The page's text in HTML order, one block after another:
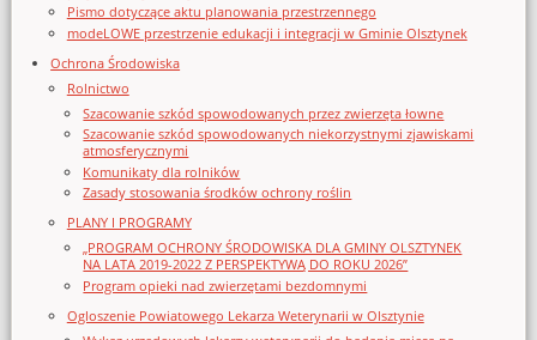
Pismo dotyczące aktu planowania przestrzennego
modeLOWE przestrzenie edukacji i integracji w Gminie Olsztynek
Ochrona Środowiska
Rolnictwo
Szacowanie szkód spowodowanych przez zwierzęta łowne
Szacowanie szkód spowodowanych niekorzystnymi zjawiskami
atmosferycznymi
Komunikaty dla rolników
Zasady stosowania środków ochrony roślin
PLANY I PROGRAMY
„PROGRAM OCHRONY ŚRODOWISKA DLA GMINY OLSZTYNEK
NA LATA 2019-2022 Z PERSPEKTYWĄ DO ROKU 2026”
Program opieki nad zwierzętami bezdomnymi
Ogloszenie Powiatowego Lekarza Weterynarii w Olsztynie